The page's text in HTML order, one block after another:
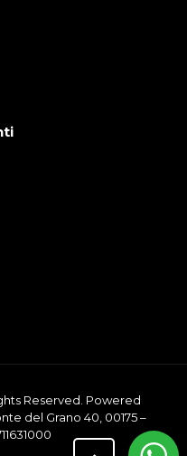
Reserved. Powered
del Grano 40, 00175 –